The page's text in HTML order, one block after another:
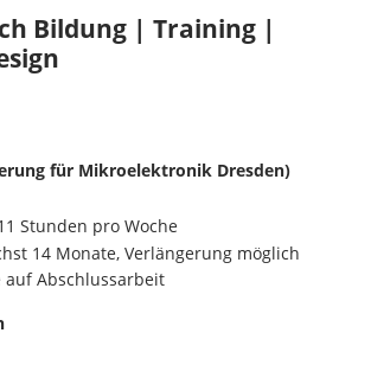
Bildung | Training |
für Mikroelektronik Dresden)
Stunden pro Woche
14 Monate, Verlängerung möglich
auf Abschlussarbeit